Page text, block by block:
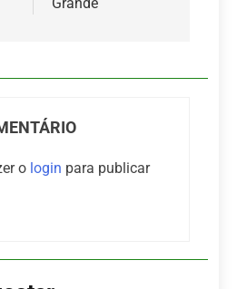
Grande
o login para publicar